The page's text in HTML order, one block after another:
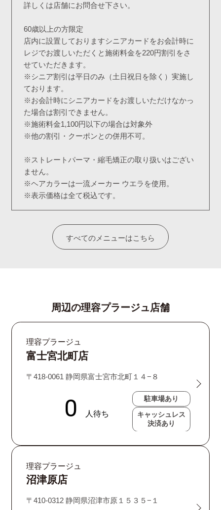
詳しくは店舗にお問合せ下さい。
60歳以上の方限定
店内に設置しておりますシニアカードをお会計時に
レジでお渡しいただくと施術料金を220円割引をさ
せていただきます。
※シニア割引は平日のみ（土日祝日を除く）実施し
ております。
※お会計時にシニアカードをお渡しいただけなかっ
た場合は割引できません。
※施術料金1,100円以下の場合は対象外
※他の割引・クーポンとの併用不可。
※ストレートパーマ・縮毛矯正の取り扱いはござい
ません。
※ヘアカラーは一流メーカー ウエラを使用。
※表示価格は全て税込です。
すべてのメニューはこちら
周辺の理容プラージュ店舗
理容プラージュ
富士宮北町店
〒418-0061 静岡県富士宮市北町１４−８
駐車場あり
キャッシュレス
決済あり
理容プラージュ
沼津原店
〒410-0312 静岡県沼津市原１５３５−１